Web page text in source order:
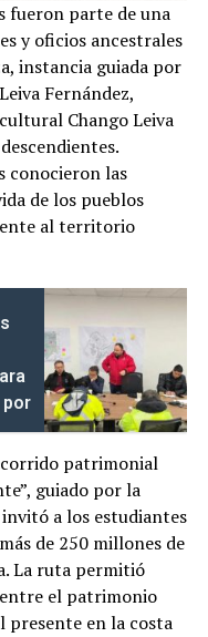
fueron parte de una
y oficios ancestrales
instancia guiada por
Fernández,
Chango Leiva
conocieron las
de los pueblos
al territorio
patrimonial
guiado por la
a los estudiantes
de 250 millones de
La ruta permitió
el patrimonio
presente en la costa